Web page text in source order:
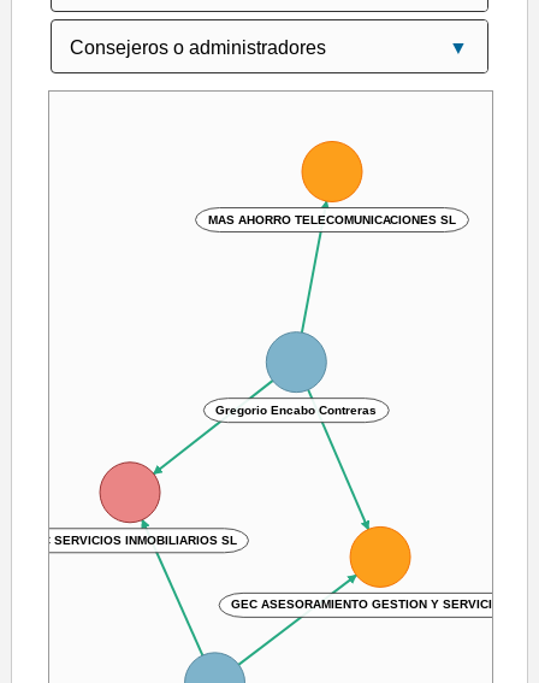
GEC SERVICIOS INMOBILIARIOS SL
Gregorio Encabo Contreras
GEC ASESORAMIENTO GESTION Y SERVICIOS SL
MAS AHORRO TELECOMUNICACIONES SL